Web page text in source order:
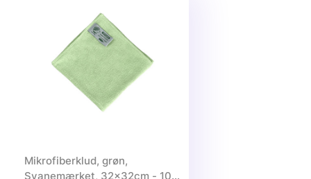
Mikrofiberklud, grøn,
Svanemærket, 32x32cm - 100